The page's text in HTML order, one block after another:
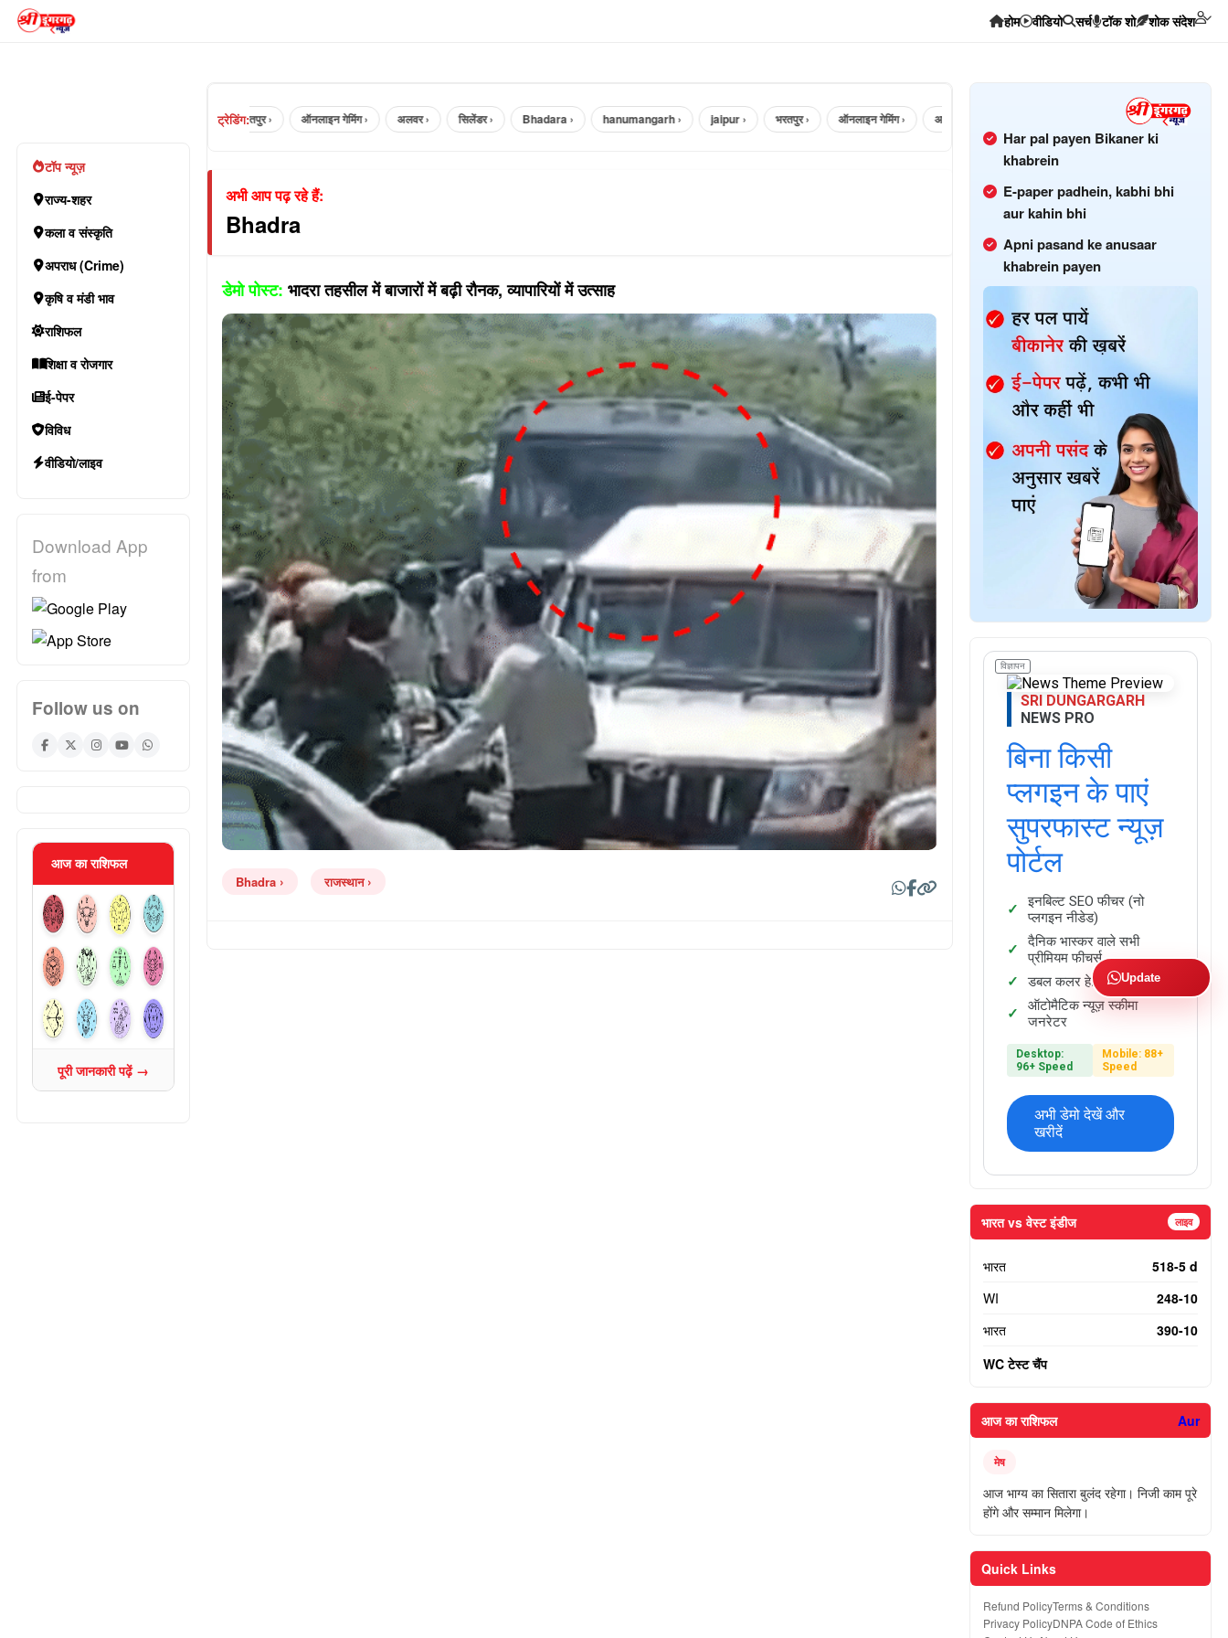
होम वीडियो सर्च टॉक शो शोक संदेश
टॉप न्यूज़
राज्य-शहर
कला व संस्कृति
अपराध (Crime)
कृषि व मंडी भाव
राशिफल
शिक्षा व रोजगार
ई-पेपर
विविध
वीडियो/लाइव
Download App
from
Follow us on
आज का राशिफल
पूरी जानकारी पढ़ें →
ट्रेडिंग:
भरतपुर › ऑनलाइन गेमिंग › अलवर › सिलेंडर › Bhadara › hanumangarh › jaipur › भरतपुर › ऑनलाइन गेमिंग › अलवर › hanumangarh ›
अभी आप पढ़ रहे हैं:
Bhadra
डेमो पोस्ट: भादरा तहसील में बाजारों में बढ़ी रौनक, व्यापारियों में उत्साह
Bhadra राजस्थान
Har pal payen Bikaner ki
khabrein
E-paper padhein, kabhi bhi
aur kahin bhi
Apni pasand ke anusaar
khabrein payen
विज्ञापन
SRI DUNGARGARH
NEWS PRO
बिना किसी
प्लगइन के पाएं
सुपरफास्ट न्यूज़
पोर्टल
इनबिल्ट SEO फीचर (नो
प्लगइन नीडेड)
दैनिक भास्कर वाले सभी
प्रीमियम फीचर्स
डबल कलर हेडिंग फैसिलिटी
ऑटोमैटिक न्यूज़ स्कीमा
जनरेटर
Desktop:
96+ Speed
Mobile: 88+
Speed
अभी डेमो देखें और
खरीदें
भारत vs वेस्ट इंडीज लाइव
भारत
518-5 d
WI
248-10
भारत
390-10
WC टेस्ट चैंप
आज का राशिफल Aur
मेष
आज भाग्य का सितारा बुलंद रहेगा। निजी काम पूरे
होंगे और सम्मान मिलेगा।
Quick Links
Refund PolicyTerms & Conditions
Privacy PolicyDNPA Code of Ethics
Update